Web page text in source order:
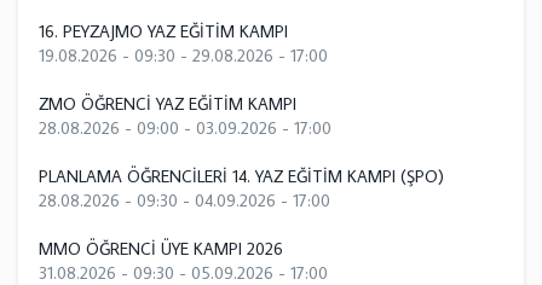
16. PEYZAJMO YAZ EĞİTİM KAMPI
19.08.2026 - 09:30 - 29.08.2026 - 17:00
ZMO ÖĞRENCİ YAZ EĞİTİM KAMPI
28.08.2026 - 09:00 - 03.09.2026 - 17:00
PLANLAMA ÖĞRENCİLERİ 14. YAZ EĞİTİM KAMPI (ŞPO)
28.08.2026 - 09:30 - 04.09.2026 - 17:00
MMO ÖĞRENCİ ÜYE KAMPI 2026
31.08.2026 - 09:30 - 05.09.2026 - 17:00